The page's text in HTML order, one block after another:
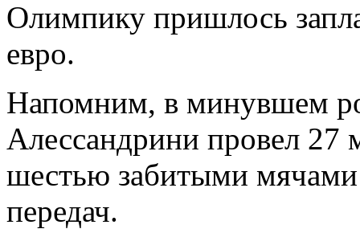
Олимпику пришлось
евро.
Напомним, в минувшем
Алессандрини провел 27
шестью забитыми мячами
передач.